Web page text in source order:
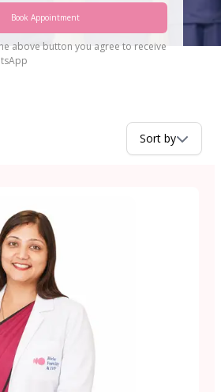
Book Appointment
above button you agree to receive
Sort by